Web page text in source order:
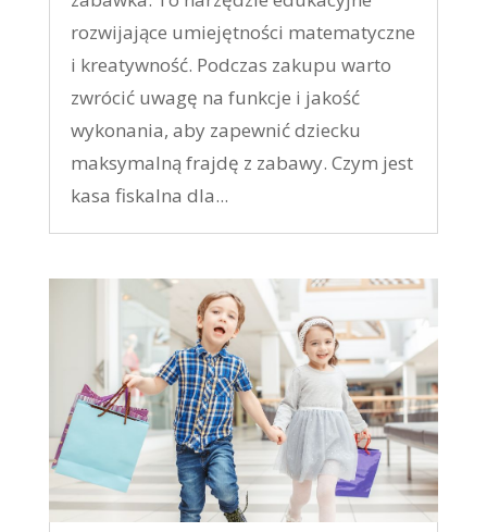
rozwijające umiejętności matematyczne
i kreatywność. Podczas zakupu warto
zwrócić uwagę na funkcje i jakość
wykonania, aby zapewnić dziecku
maksymalną frajdę z zabawy. Czym jest
kasa fiskalna dla...